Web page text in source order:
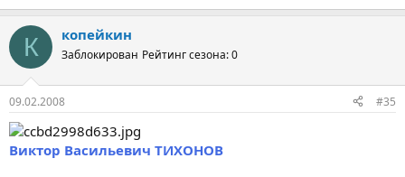
К копейкин
Заблокирован Рейтинг сезона: 0
09.02.2008 #35
Виктор Васильевич ТИХОНОВ